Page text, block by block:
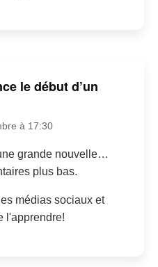
le début d’un
à 17:30
grande nouvelle…
plus bas.
médias sociaux et
l'apprendre!